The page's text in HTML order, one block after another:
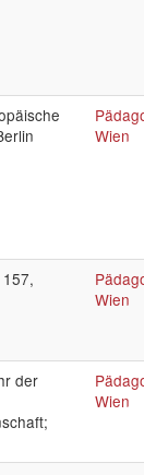
Wien
Wien
der
Wien